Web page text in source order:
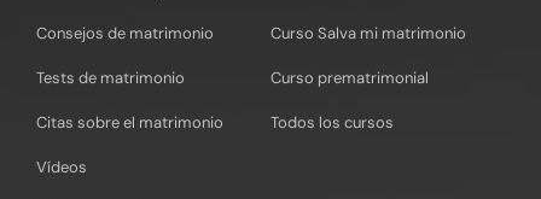
Consejos de matrimonio
Tests de matrimonio
Citas sobre el matrimonio
Vídeos
Curso Salva mi matrimonio
Curso prematrimonial
Todos los cursos